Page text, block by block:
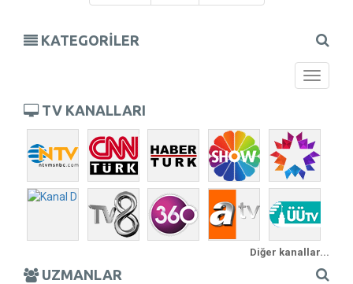
KATEGORİLER
Toggle
TV KANALLARI
Diğer kanallar...
UZMANLAR